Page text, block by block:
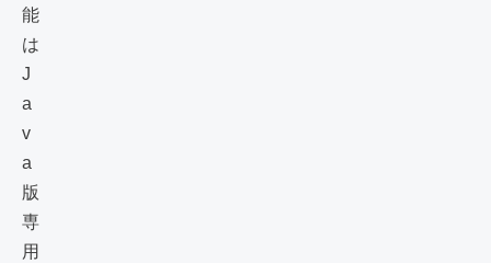
能
は
J
a
v
a
版
専
用